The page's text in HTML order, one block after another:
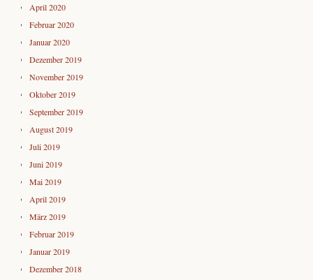
April 2020
Februar 2020
Januar 2020
Dezember 2019
November 2019
Oktober 2019
September 2019
August 2019
Juli 2019
Juni 2019
Mai 2019
April 2019
März 2019
Februar 2019
Januar 2019
Dezember 2018